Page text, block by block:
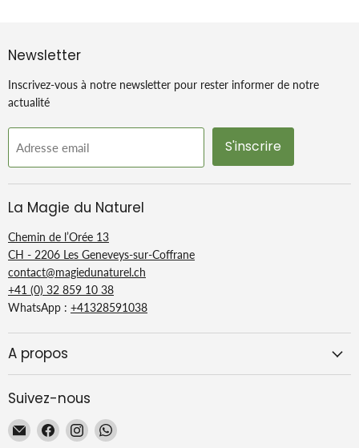
Newsletter
Inscrivez-vous à notre newsletter pour rester informer de notre
actualité
Adresse email S'inscrire
La Magie du Naturel
Chemin de l’Orée 13
CH - 2206 Les Geneveys-sur-Coffrane
contact@magiedunaturel.ch
+41 (0) 32 859 10 38
WhatsApp : +41328591038
A propos
Suivez-nous
EmailTrouvez-
nous
Trouvez-
nous
Trouvez-